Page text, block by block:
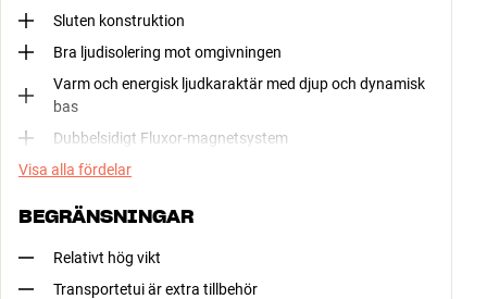
Sluten konstruktion
Bra ljudisolering mot omgivningen
Varm och energisk ljudkaraktär med djup och dynamisk
bas
Dubbelsidigt Fluxor-magnetsystem
Visa alla fördelar
BEGRÄNSNINGAR
Relativt hög vikt
Transportetui är extra tillbehör